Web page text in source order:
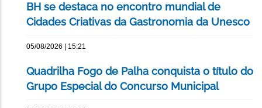
BH se destaca no encontro mundial de
Cidades Criativas da Gastronomia da Unesco
05/08/2026 | 15:21
Quadrilha Fogo de Palha conquista o título do
Grupo Especial do Concurso Municipal